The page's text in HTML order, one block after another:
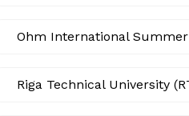
Ohm International Summer
Riga Technical University